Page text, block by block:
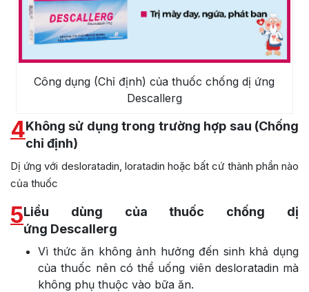
Công dụng (Chỉ định) của thuốc chống dị ứng
Descallerg
4Không sử dụng trong trường hợp sau (Chống
chỉ định)
Dị ứng với desloratadin, loratadin hoặc bất cứ thành phần nào
của thuốc
5Liều dùng của thuốc chống dị
ứng Descallerg
Vì thức ăn không ảnh hưởng đến sinh khả dụng
của thuốc nên có thể uống viên desloratadin mà
không phụ thuộc vào bữa ăn.